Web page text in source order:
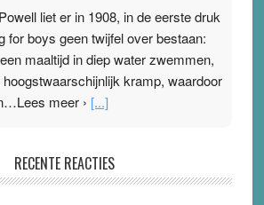
liet er in 1908, in de eerste druk
for boys geen twijfel over bestaan:
maaltijd in diep water zwemmen,
kramp, waardoor
meer › [...]
Ward van Beek
RECENTE REACTIES